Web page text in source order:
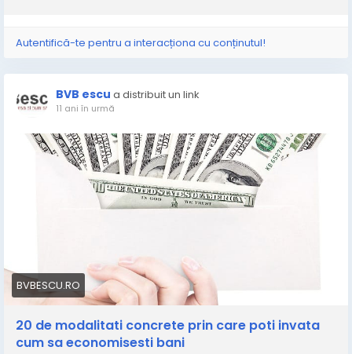
Autentifică-te pentru a interacționa cu conținutul!
BVB escu a distribuit un link
11 ani în urmă
BVBESCU.RO
20 de modalitati concrete prin care poti invata
cum sa economisesti bani